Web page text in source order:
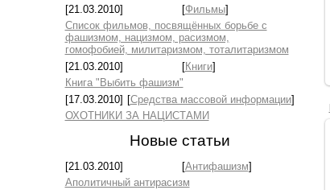
[21.03.2010]
[Фильмы]
Список фильмов, посвящённых борьбе с
фашизмом, нацизмом, расизмом,
гомофобией, милитаризмом, тоталитаризмом
[21.03.2010]
[Книги]
Книга "Выбить фашизм"
[17.03.2010] [Средства массовой информации]
ОХОТНИКИ ЗА НАЦИСТАМИ
Новые статьи
[21.03.2010] [Антифашизм]
Аполитичный антирасизм